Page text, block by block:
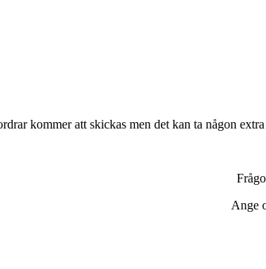
kommer att skickas men det kan ta någon
Ange